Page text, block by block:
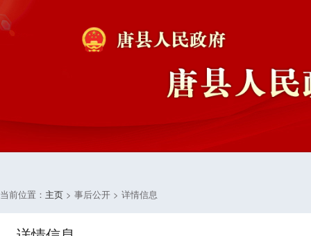
当前位置： 主页 > 事后公开 > 详情信息